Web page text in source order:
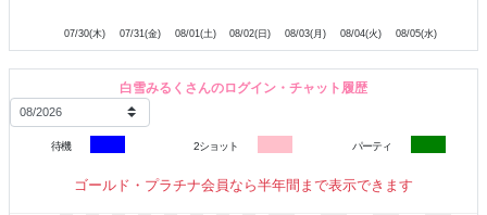
🍼オモチャで責めたい
ディルド、射精ディルド、尿道プジー、乳首
ローター、テンタクルンルン、食人花】
🍼調教したいされたい&オナ指示したいされたい
🍼耳ぞくぞくマイクで攻められたい
🍼エッチな子に（を）攻められたい、攻めたい
07/30(木) 07/31(金) 08/01(土) 08/02(日) 08/03(月) 08/04(火) 08/05(水)
白雪みるくさんのログイン・チャット履歴
待機 2ショット パーティ
ゴールド・プラチナ会員なら半年間まで表示できます